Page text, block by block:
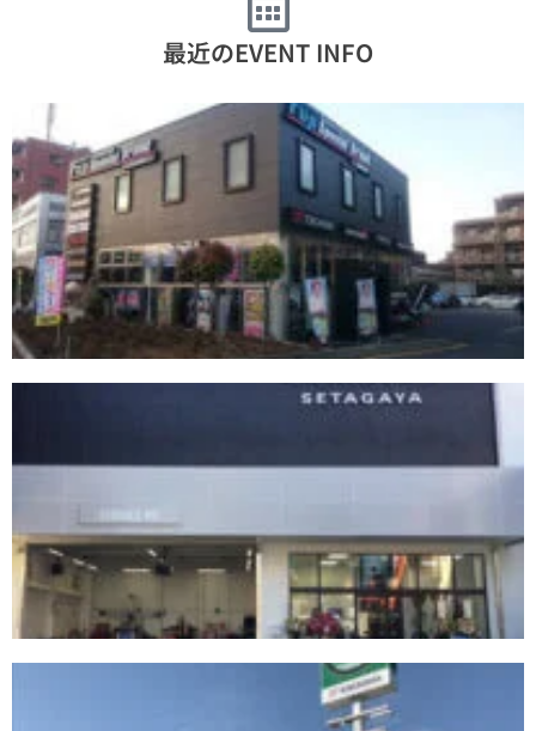
最近のEVENT INFO